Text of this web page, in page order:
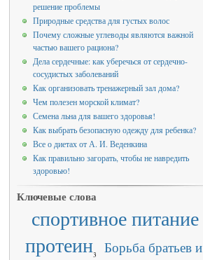
решение проблемы
Природные средства для густых волос
Почему сложные углеводы являются важной
частью вашего рациона?
Дела сердечные: как уберечься от сердечно-
сосудистых заболеваний
Как организовать тренажерный зал дома?
Чем полезен морской климат?
Семена льна для вашего здоровья!
Как выбрать безопасную одежду для ребенка?
Все о диетах от А. И. Веденкина
Как правильно загорать, чтобы не навредить
здоровью!
Ключевые слова
спортивное питание
протеин3
Борьба братьев и